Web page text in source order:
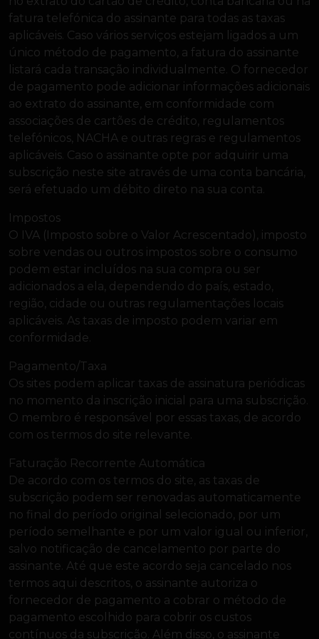
fatura telefónica do assinante para todas as taxas
aplicáveis. Caso vários serviços estejam ligados a um
único método de pagamento, a fatura do assinante
listará cada transação individualmente. O fornecedor
de pagamento pode adicionar informações adicionais
ao extrato do assinante, em conformidade com
associações de cartões de crédito, regulamentos
telefónicos, NACHA e outras regras e regulamentos
aplicáveis. Caso o assinante opte por adquirir uma
subscrição neste site através de uma conta bancária,
será efetuado um débito direto na sua conta.
Impostos
O IVA (Imposto sobre o Valor Acrescentado), imposto
sobre vendas ou outros impostos sobre o consumo
podem estar incluídos na sua compra ou ser
adicionados a ela, dependendo do país, estado,
região, cidade ou outras regulamentações locais
aplicáveis. As taxas de imposto podem variar em
conformidade.
Pagamento/Taxa
Os sites podem aplicar taxas de assinatura periódicas
no momento da inscrição inicial para uma subscrição.
O membro é responsável por essas taxas, de acordo
com os termos do site relevante.
Faturação Recorrente Automática
De acordo com os termos do site, as taxas de
subscrição podem ser renovadas automaticamente
no final do período original selecionado, por um
período semelhante e por um valor igual ou inferior,
salvo notificação de cancelamento por parte do
assinante. Até que este acordo seja cancelado nos
termos aqui descritos, o assinante autoriza o
fornecedor de pagamento a cobrar o método de
pagamento escolhido para cobrir os custos
contínuos da subscrição. Além disso, o assinante